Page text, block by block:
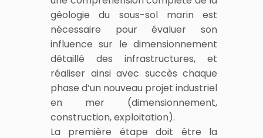
géologie du sous-sol marin est
nécessaire pour évaluer son
influence sur le dimensionnement
détaillé des infrastructures, et
réaliser ainsi avec succès chaque
phase d’un nouveau projet industriel
en mer (dimensionnement,
construction, exploitation).
La première étape doit être la